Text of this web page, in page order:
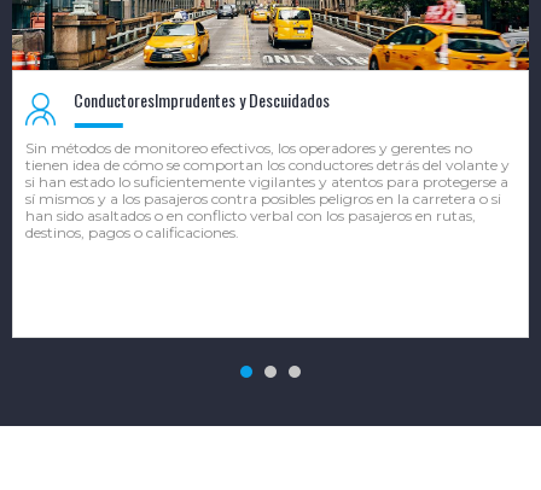
ConductoresImprudentes y Descuidados
Sin métodos de monitoreo efectivos, los operadores y gerentes no
tienen idea de cómo se comportan los conductores detrás del volante y
si han estado lo suficientemente vigilantes y atentos para protegerse a
sí mismos y a los pasajeros contra posibles peligros en la carretera o si
han sido asaltados o en conflicto verbal con los pasajeros en rutas,
destinos, pagos o calificaciones.